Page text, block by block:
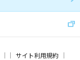
サイト利用規約